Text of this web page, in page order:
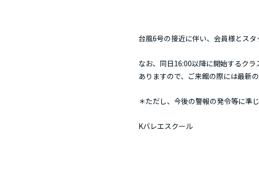
台風6号の接近に伴い、会員様とス
なお、同日16:00以降に開始するク
ありますので、ご来館の際には最新
＊ただし、今後の警報の発令等に準
Kバレエスクール